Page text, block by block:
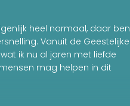
heel normaal, daar ben
Vanuit de Geestelijke
ik nu al jaren met liefde
mag helpen in dit
en dit resulteerde in het